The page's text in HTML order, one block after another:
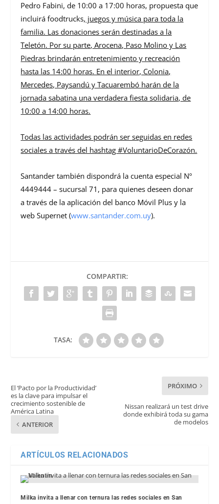
Pedro Fabini, de 10:00 a 17:00 horas, propuesta que
incluirá foodtrucks, juegos y música para toda la
familia. Las donaciones serán destinadas a la
Teletón. Por su parte, Arocena, Paso Molino y Las
Piedras brindarán entretenimiento y recreación
hasta las 14:00 horas. En el interior, Colonia,
Mercedes, Paysandú y Tacuarembó harán de la
jornada sabatina una verdadera fiesta solidaria, de
10:00 a 14:00 horas.
Todas las actividades podrán ser seguidas en redes
sociales a través del hashtag #VoluntarioDeCorazón.
Santander también dispondrá la cuenta especial Nº
4449444 – sucursal 71, para quienes deseen donar
a través de la aplicación del banco Móvil Plus y la
web Supernet (www.santander.com.uy).
COMPARTIR:
TASA:
El ‘Pacto por la Productividad’
es la clave para impulsar el
crecimiento sostenible de
América Latina
ANTERIOR
PRÓXIMO
Nissan realizará un test drive
donde exhibirá toda su gama
de modelos
ARTÍCULOS RELACIONADOS
Milka invita a llenar con ternura las redes sociales en San